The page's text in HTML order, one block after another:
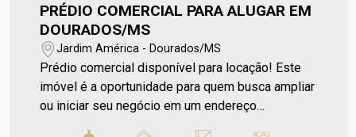
PRÉDIO COMERCIAL PARA ALUGAR EM
DOURADOS/MS
Jardim América - Dourados/MS
Prédio comercial disponível para locação! Este
imóvel é a oportunidade para quem busca ampliar
ou iniciar seu negócio em um endereço